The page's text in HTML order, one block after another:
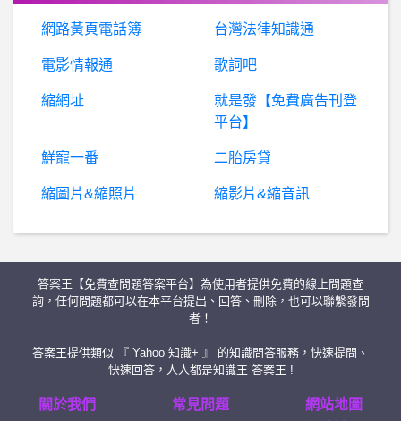
棒
球- 照這熱度，明年中職可以放心排大巨蛋了吧 照這熱度，明年中職可以放心排大巨蛋了吧
高雄- 新鮮人準備搬過來高雄
美
國籃球- 湖人是不是應該感謝Schroder? 湖人是不是應該感謝Schroder?
日
本旅遊- 攜帶求婚鑽戒入境日本問題詢問 攜帶求婚鑽戒入境日本問題詢問
網路黃頁電話簿 台灣法律知識通
電影情報通 歌詞吧
縮網址
就是發【免費廣告刊登
平台】
鮮寵一番 二胎房貸
縮圖片&縮照片 縮影片&縮音訊
答案王【免費查問題答案平台】為使用者提供免費的線上問題查
詢，任何問題都可以在本平台提出、回答、刪除，也可以聯繫發問
者！
答案王提供類似 『 Yahoo 知識+ 』 的知識問答服務，快速提問、
快速回答，人人都是知識王 答案王 !
關於我們 常見問題 網站地圖